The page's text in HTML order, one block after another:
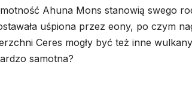
Ahuna Mons stanowią swego
uśpiona przez eony, po czym
Ceres mogły być też inne
samotna?